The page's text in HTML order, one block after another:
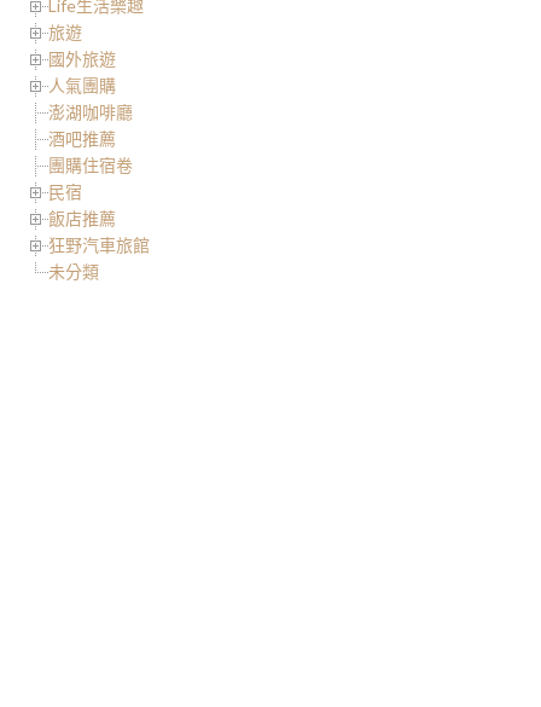
Life生活樂趣
旅遊
國外旅遊
人氣團購
澎湖咖啡廳
酒吧推薦
團購住宿卷
民宿
飯店推薦
狂野汽車旅館
未分類